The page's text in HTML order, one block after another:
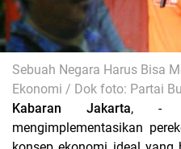
Sebuah Negara Harus Bisa
Ekonomi / Dok foto: Partai
Kabaran Jakarta, -
mengimplementasikan